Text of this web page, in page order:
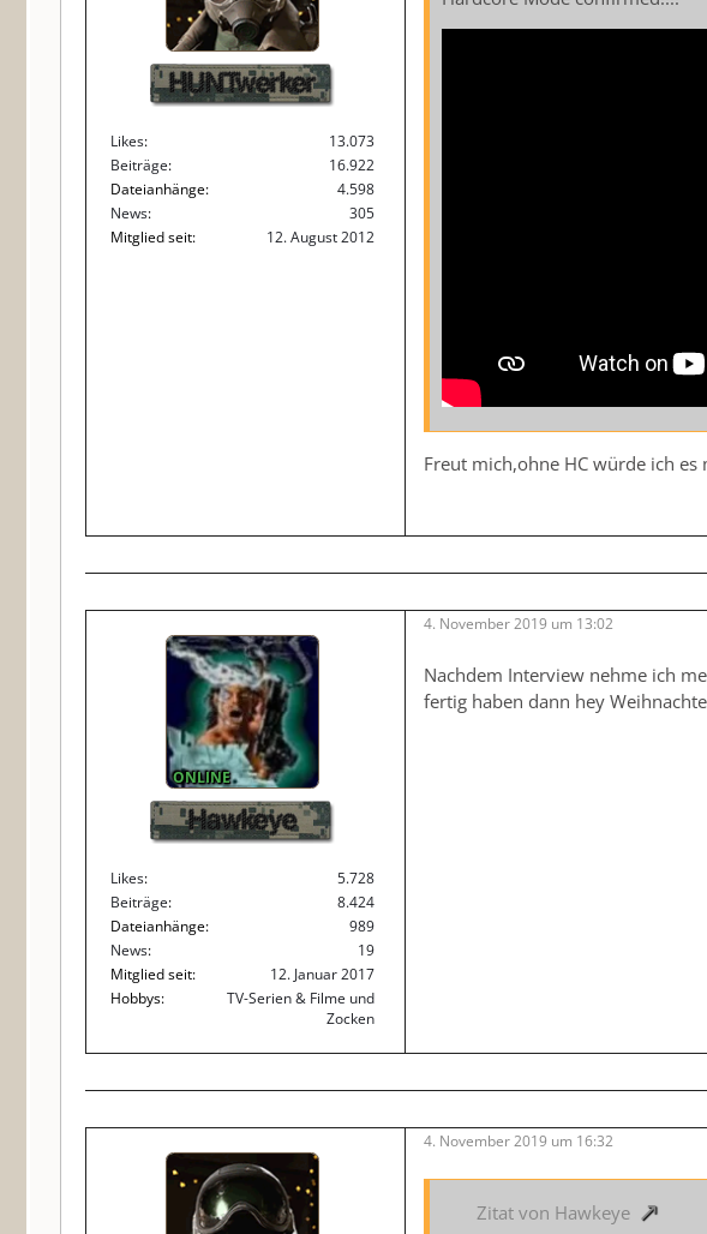
HUNTwerker
Likes
13.073
Beiträge
16.922
Dateianhänge
4.598
News
305
Mitglied seit
12. August 2012
Freut mich,ohne HC würde ich
ONLINE
Hawkeye
Likes
5.728
Beiträge
8.424
Dateianhänge
989
News
19
Mitglied seit
12. Januar 2017
Hobbys
TV-Serien & Filme und
Zocken
4. November 2019 um 13:02
Nachdem Interview nehme ich
fertig haben dann hey
4. November 2019 um 16:32
Zitat von Hawkeye